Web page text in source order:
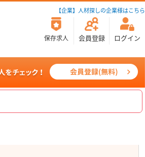
【企業】人材探しの企業様はこちら
保存求人 会員登録 ログイン